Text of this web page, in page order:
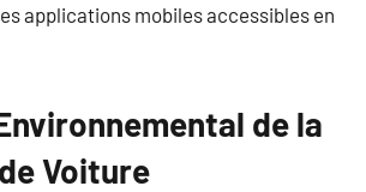
applications mobiles accessibles en
de la
Voiture